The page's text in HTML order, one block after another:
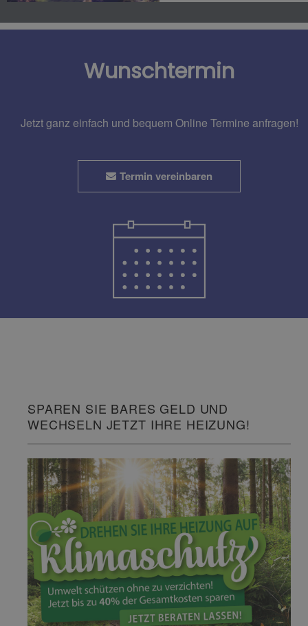
Wunschtermin
Jetzt ganz einfach und bequem Online Termine anfragen!
Termin vereinbaren
SPAREN SIE BARES GELD UND
WECHSELN JETZT IHRE HEIZUNG!